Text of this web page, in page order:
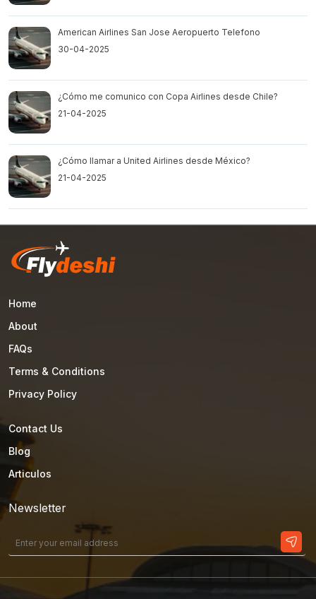
American Airlines San Jose Aeropuerto Telefono
30-04-2025
¿Cómo me comunico con Copa Airlines desde Chile?
21-04-2025
¿Cómo llamar a United Airlines desde México?
21-04-2025
Home
About
FAQs
Terms & Conditions
Privacy Policy
Contact Us
Blog
Articulos
Newsletter